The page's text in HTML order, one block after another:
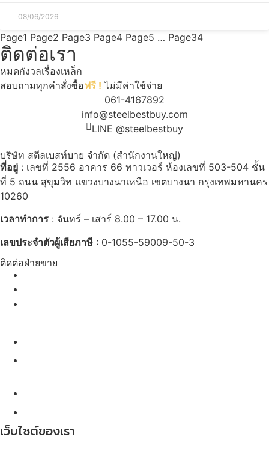
08/06/2026
Page1 Page2 Page3 Page4 Page5 … Page34
ติดต่อเรา
หมดกังวลเรื่องเหล็ก
สอบถามทุกคำสั่งซื้อฟรี ! ไม่มีค่าใช้จ่าย
061-4167892
info@steelbestbuy.com
LINE @steelbestbuy
บริษัท สตีลเบสท์บาย จำกัด (สำนักงานใหญ่)
ที่อยู่ : เลขที่ 2556 อาคาร 66 ทาวเวอร์ ห้องเลขที่ 503-504 ชั้น
ที่ 5 ถนน สุขุมวิท แขวงบางนาเหนือ เขตบางนา กรุงเทพมหานคร
10260
เวลาทำการ : จันทร์ – เสาร์ 8.00 – 17.00 น.
เลขประจำตัวผู้เสียภาษี : 0-1055-59009-50-3
ติดต่อฝ่ายขาย
เว็บไซต์ของเรา